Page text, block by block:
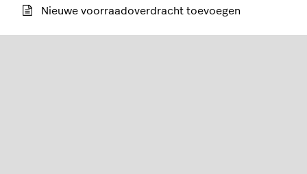
Nieuwe voorraadoverdracht toevoegen